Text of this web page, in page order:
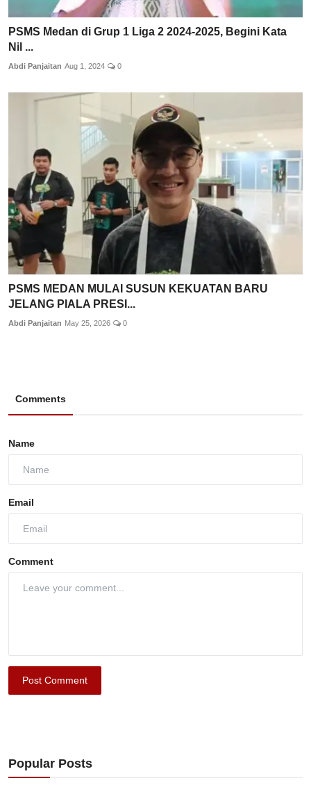
PSMS Medan di Grup 1 Liga 2 2024-2025, Begini Kata
Nil ...
Abdi Panjaitan Aug 1, 2024 0
PSMS MEDAN MULAI SUSUN KEKUATAN BARU
JELANG PIALA PRESI...
Abdi Panjaitan May 25, 2026 0
Comments
Name
Email
Comment
Post Comment
Popular Posts